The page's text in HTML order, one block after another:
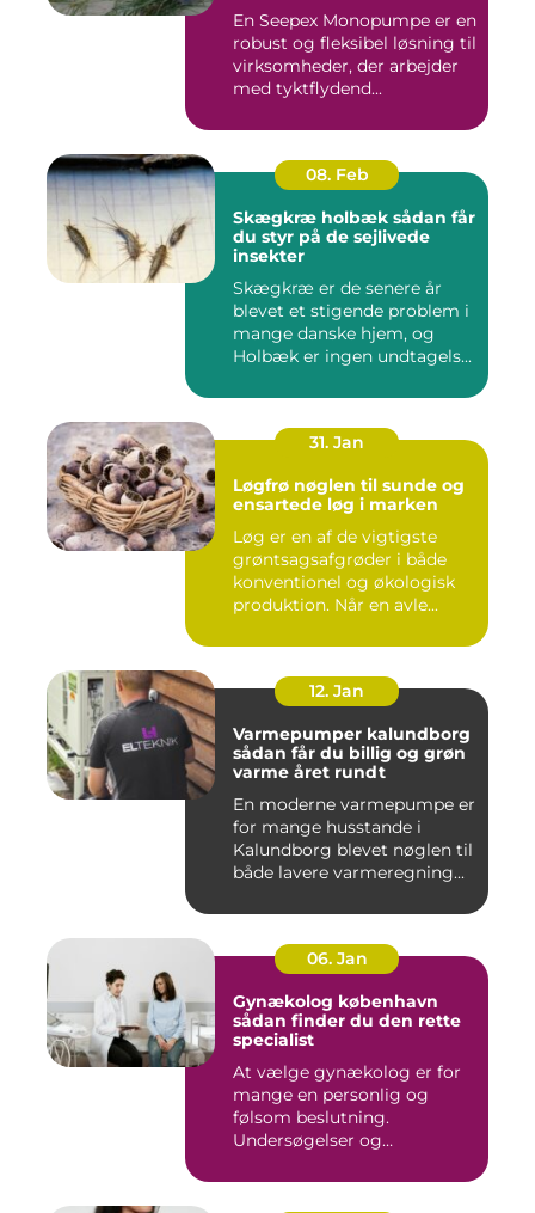
En Seepex Monopumpe er en
robust og fleksibel løsning til
virksomheder, der arbejder
med tyktflydend...
08. Feb
Skægkræ holbæk sådan får
du styr på de sejlivede
insekter
Skægkræ er de senere år
blevet et stigende problem i
mange danske hjem, og
Holbæk er ingen undtagels...
31. Jan
Løgfrø nøglen til sunde og
ensartede løg i marken
Løg er en af de vigtigste
grøntsagsafgrøder i både
konventionel og økologisk
produktion. Når en avle...
12. Jan
Varmepumper kalundborg
sådan får du billig og grøn
varme året rundt
En moderne varmepumpe er
for mange husstande i
Kalundborg blevet nøglen til
både lavere varmeregning...
06. Jan
Gynækolog københavn
sådan finder du den rette
specialist
At vælge gynækolog er for
mange en personlig og
følsom beslutning.
Undersøgelser og